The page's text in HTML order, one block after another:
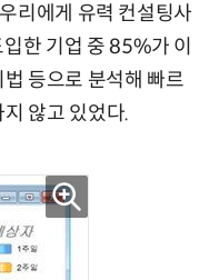
리에게 유력 컨설팅사
한 기업 중 85%가 이
등으로 분석해 빠르
않고 있었다.